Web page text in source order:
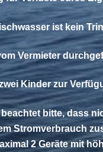
ist kein
Vermieter
Kinder zur
bitte, dass
Stromverbrauch
2 Geräte mit